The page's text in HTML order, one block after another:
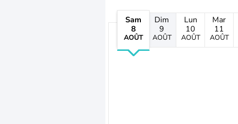
Sam
8
AOÛT
Dim
9
AOÛT
Lun
10
AOÛT
Mar
11
AOÛT